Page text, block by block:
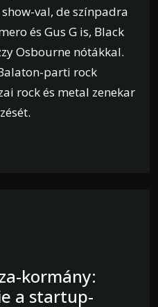
val, de színpadra
és Gus G is, Black
Osbourne nótákkal.
parti rock
rock és metal zenekar
kormány:
a startup-